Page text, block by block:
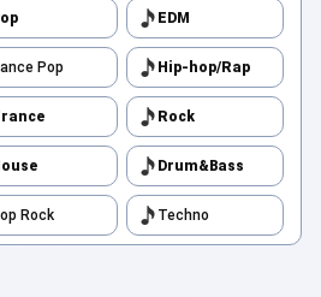
EDM
Pop Hip-hop/Rap
Rock
Drum&Bass
Rock Techno